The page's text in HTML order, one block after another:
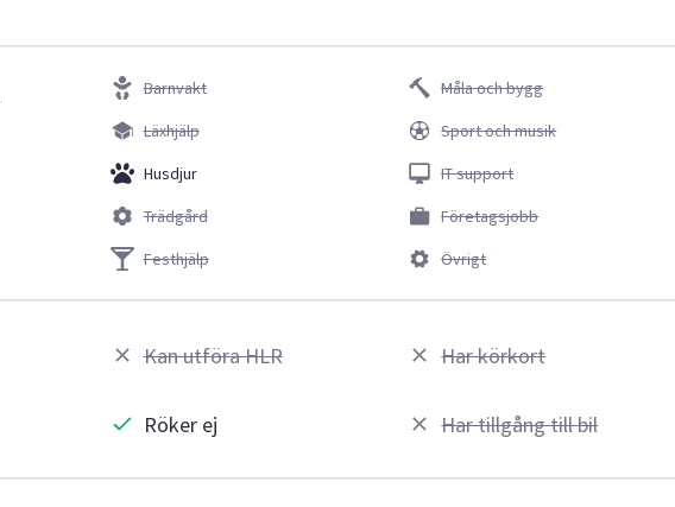
Barnvakt
Läxhjälp
Husdjur
Trädgård
Festhjälp
Måla och bygg
Sport och musik
IT support
Företagsjobb
Övrigt
Kan utföra HLR
Röker ej
Har körkort
Har tillgång till bil